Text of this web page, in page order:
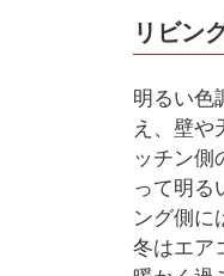
リビン
明るい色
え、壁や
ッチン側
って明る
ング側に
冬はエア